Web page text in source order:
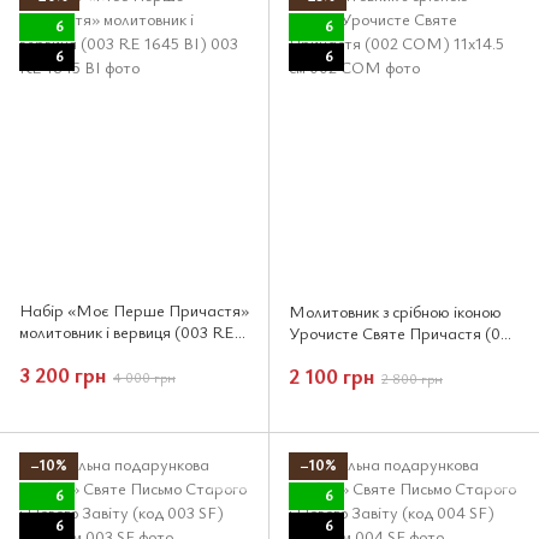
6
6
Набір «Моє Перше Причастя»
молитовник і вервиця (003 RE
3 200 грн 4 000 грн
6
6
Молитовник з срібною іконою
Урочисте Святе Причастя (002
2 100 грн 2 800 грн
−10%
6
6
−10%
6
6